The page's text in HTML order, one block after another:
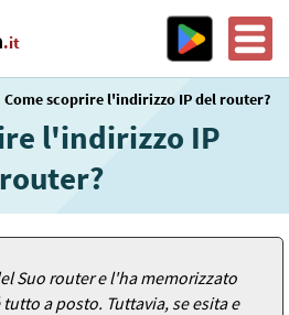
.it
Come scoprire l'indirizzo IP del router?
l'indirizzo IP
Suo router e l'ha memorizzato
a posto. Tuttavia, se esita e